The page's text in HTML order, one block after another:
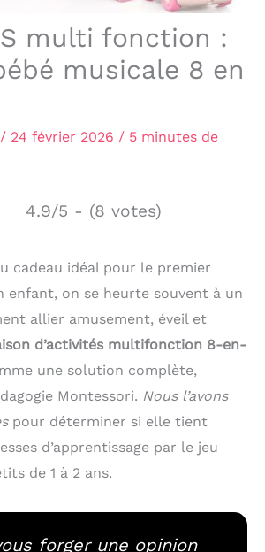
multi fonction :
musicale 8 en
/ 24 février 2026 / 5 minutes de
4.9/5 - (8 votes)
cadeau idéal pour le premier
enfant, on se heurte souvent à un
allier amusement, éveil et
d’activités multifonction 8-en-
une solution complète,
Montessori. Nous l’avons
pour déterminer si elle tient
d’apprentissage par le jeu
de 1 à 2 ans.
forger une opinion